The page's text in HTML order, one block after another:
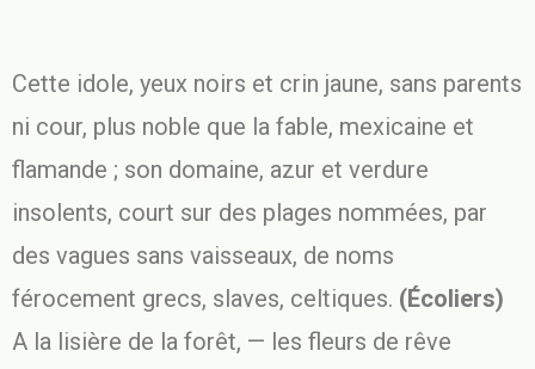
Cette idole, yeux noirs et crin jaune, sans parents
ni cour, plus noble que la fable, mexicaine et
flamande ; son domaine, azur et verdure
insolents, court sur des plages nommées, par
des vagues sans vaisseaux, de noms
férocement grecs, slaves, celtiques. (Écoliers)
A la lisière de la forêt, — les fleurs de rêve